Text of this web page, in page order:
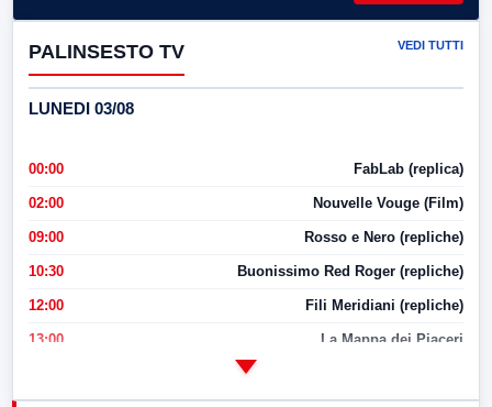
PALINSESTO TV VEDI TUTTI
LUNEDI 03/08
00:00 FabLab (replica)
02:00 Nouvelle Vouge (Film)
09:00 Rosso e Nero (repliche)
10:30 Buonissimo Red Roger (repliche)
12:00 Fili Meridiani (repliche)
13:00 La Mappa dei Piaceri